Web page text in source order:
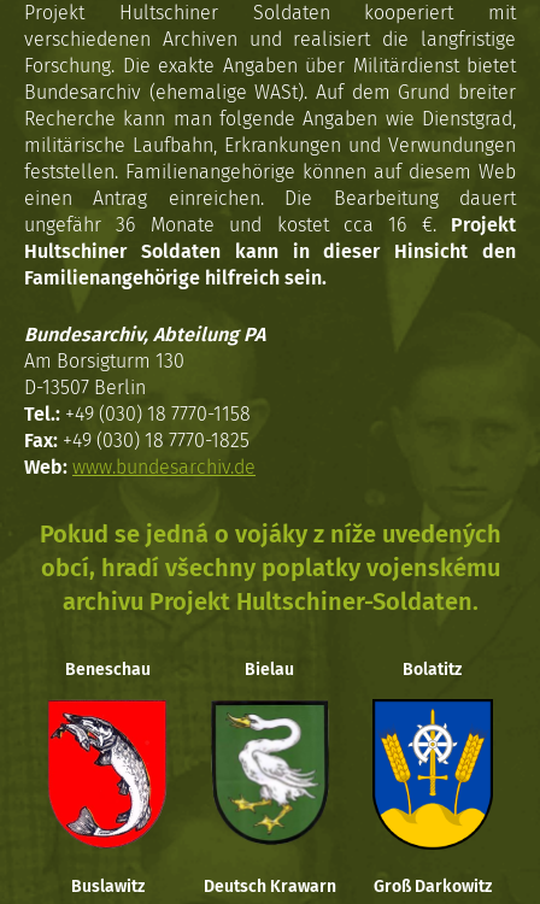
Projekt Hultschiner Soldaten kooperiert mit
verschiedenen Archiven und realisiert die langfristige
Forschung. Die exakte Angaben über Militärdienst bietet
Bundesarchiv (ehemalige WASt). Auf dem Grund breiter
Recherche kann man folgende Angaben wie Dienstgrad,
militärische Laufbahn, Erkrankungen und Verwundungen
feststellen. Familienangehörige können auf diesem Web
einen Antrag einreichen. Die Bearbeitung dauert
ungefähr 36 Monate und kostet cca 16 €. Projekt
Hultschiner Soldaten kann in dieser Hinsicht den
Familienangehörige hilfreich sein.
Bundesarchiv, Abteilung PA
Am Borsigturm 130
D-13507 Berlin
Tel.: +49 (030) 18 7770-1158
Fax: +49 (030) 18 7770-1825
Web: www.bundesarchiv.de
Pokud se jedná o vojáky z níže uvedených
obcí, hradí všechny poplatky vojenskému
archivu Projekt Hultschiner-Soldaten.
Beneschau Bielau Bolatitz
Buslawitz Deutsch Krawarn Groß Darkowitz